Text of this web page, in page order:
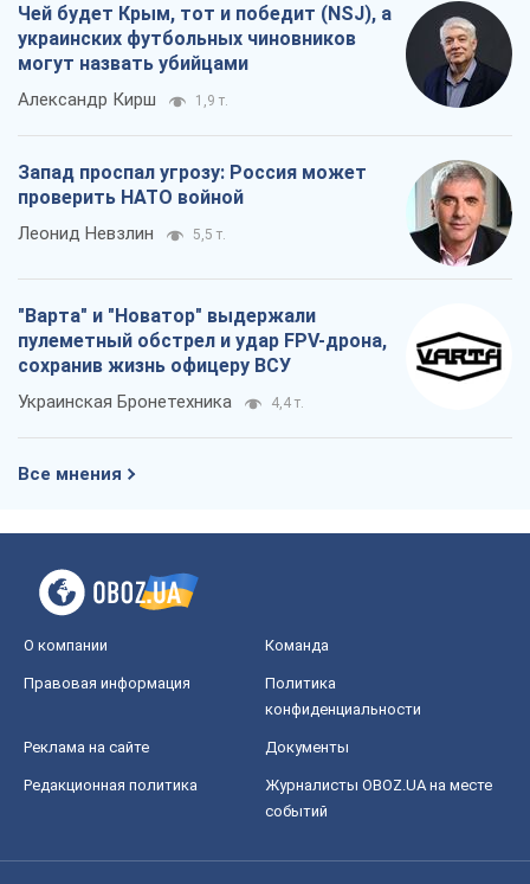
Чей будет Крым, тот и победит (NSJ), а
украинских футбольных чиновников
могут назвать убийцами
Александр Кирш 1,9 т.
Запад проспал угрозу: Россия может
проверить НАТО войной
Леонид Невзлин 5,5 т.
"Варта" и "Новатор" выдержали
пулеметный обстрел и удар FPV-дрона,
сохранив жизнь офицеру ВСУ
Украинская Бронетехника 4,4 т.
Все мнения
О компании Команда
Правовая информация
Политика
конфиденциальности
Реклама на сайте Документы
Редакционная политика
Журналисты OBOZ.UA на месте
событий